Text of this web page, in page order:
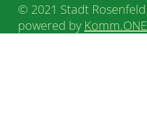
© 2021 Stadt Rosenfeld
powered by Komm.ONE